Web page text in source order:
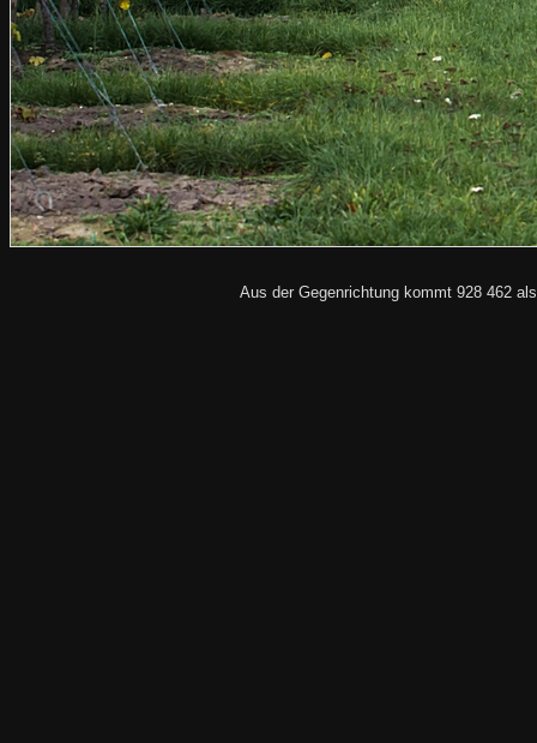
Aus der Gegenrichtung kommt 928 462